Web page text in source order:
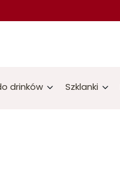
drinków Szklanki